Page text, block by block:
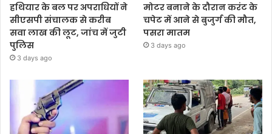
हथियार के बल पर अपराधियों ने
सीएसपी संचालक से करीब
सवा लाख की लूट, जांच में जुटी
पुलिस
3 days ago
मोटर बनाने के दौरान करंट के
चपेट में आने से बुजुर्ग की मौत,
पसरा मातम
3 days ago